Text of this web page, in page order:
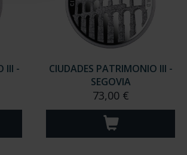
III -
CIUDADES PATRIMONIO III -
SEGOVIA
73,00 €